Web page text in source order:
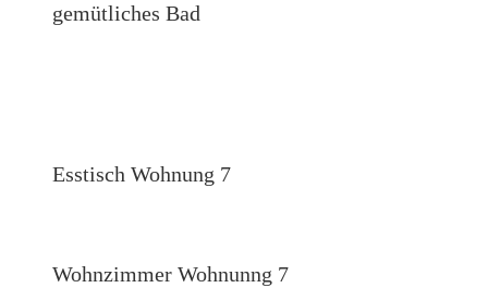
gemütliches Bad
Esstisch Wohnung 7
Wohnzimmer Wohnunng 7